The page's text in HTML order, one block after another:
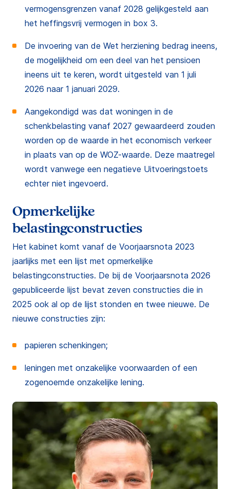
vermogensgrenzen vanaf 2028 gelijkgesteld aan
het heffingsvrij vermogen in box 3.
De invoering van de Wet herziening bedrag ineens,
de mogelijkheid om een deel van het pensioen
ineens uit te keren, wordt uitgesteld van 1 juli
2026 naar 1 januari 2029.
Aangekondigd was dat woningen in de
schenkbelasting vanaf 2027 gewaardeerd zouden
worden op de waarde in het economisch verkeer
in plaats van op de WOZ-waarde. Deze maatregel
wordt vanwege een negatieve Uitvoeringstoets
echter niet ingevoerd.
Opmerkelijke
belastingconstructies
Het kabinet komt vanaf de Voorjaarsnota 2023
jaarlijks met een lijst met opmerkelijke
belastingconstructies. De bij de Voorjaarsnota 2026
gepubliceerde lijst bevat zeven constructies die in
2025 ook al op de lijst stonden en twee nieuwe. De
nieuwe constructies zijn:
papieren schenkingen;
leningen met onzakelijke voorwaarden of een
zogenoemde onzakelijke lening.